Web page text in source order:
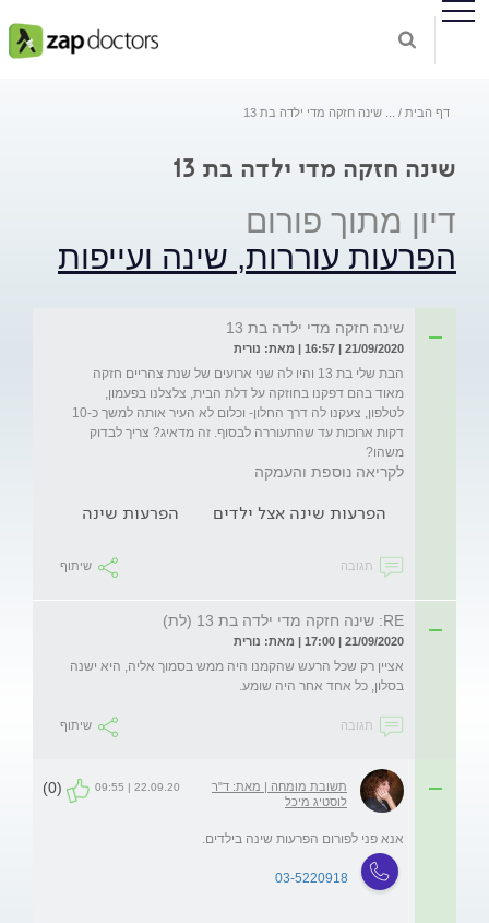
דף הבית שינה חזקה מדי ילדה בת 13
שינה חזקה מדי ילדה בת 13
דיון מתוך פורום
הפרעות עוררות, שינה ועייפות
שינה חזקה מדי ילדה בת 13
21/09/2020 | 16:57 | מאת: נורית
הבת שלי בת 13 והיו לה שני ארועים של שנת צהריים חזקה
מאוד בהם דפקנו בחוזקה על דלת הבית, צלצלנו בפעמון,
דקות ארוכות עד שהתעוררה לבסוף. זה מדאיג? צריך לבדוק
משהו?
לקריאה נוספת והעמקה
הפרעות שינה אצל ילדים הפרעות שינה
תגובה שיתוף
RE: שינה חזקה מדי ילדה בת 13 (לת)
21/09/2020 | 17:00 | מאת: נורית
אציין רק שכל הרעש שהקמנו היה ממש בסמוך אליה, היא ישנה
בסלון, כל אחד אחר היה שומע.
תגובה שיתוף
תשובת מומחה | מאת: ד"ר
לוסטיג מיכל
22.09.20 | 09:55
(0)
אנא פני לפורום הפרעות שינה בילדים.
03-5220918